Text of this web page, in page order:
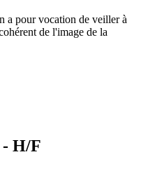
a pour vocation de veiller à
de l'image de la
- H/F